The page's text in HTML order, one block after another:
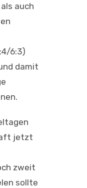
auch
6:3)
damit
jetzt
zweit
sollte